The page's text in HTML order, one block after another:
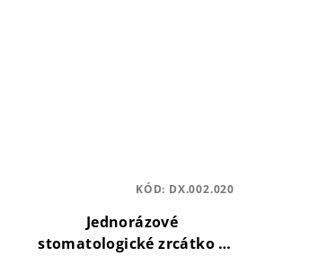
Jednorázové
stomatologické zrcátko s
KÓD: DX.002.020